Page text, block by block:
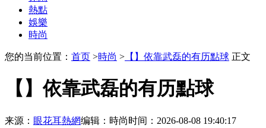
熱點
娛樂
時尚
您的当前位置： 首页 >時尚 > 【】依靠武磊的有历點球 正文
【】依靠武磊的有历點球
来源： 眼花耳熱網编辑：時尚时间：2026-08-08 19:40:17